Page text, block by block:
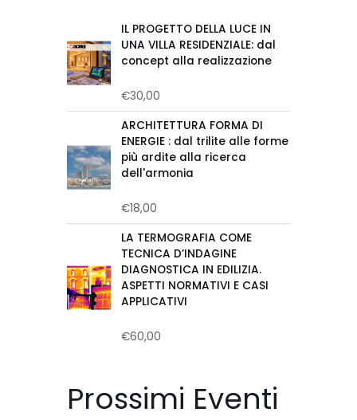
IL PROGETTO DELLA LUCE IN
UNA VILLA RESIDENZIALE: dal
concept alla realizzazione
Valutato
su
5
€30,00
ARCHITETTURA FORMA DI
ENERGIE : dal trilite alle forme
più ardite alla ricerca
dell'armonia
Valutato
su
5
€18,00
LA TERMOGRAFIA COME
TECNICA D’INDAGINE
DIAGNOSTICA IN EDILIZIA.
ASPETTI NORMATIVI E CASI
APPLICATIVI
Valutato
€60,00
Prossimi Eventi